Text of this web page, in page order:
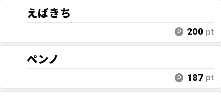
えばきち
200 pt
ペンノ
187 pt